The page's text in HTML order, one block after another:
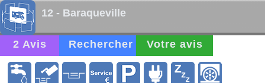
12 - Baraqueville
2 Avis Rechercher Votre avis